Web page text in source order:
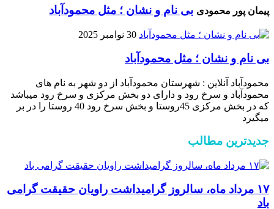
پیمان پور محمودی بی نام و نشان ؛ مثل محمودآباد
30 نوامبر 2025
بی نام و نشان ؛ مثل محمودآباد
محمودآباد آنلاین : شهرستان محمودآباد از دو شهر به نام های
محمودآباد و ‌سرخ رود و دارای دو بخش مرکزی و سرخ رود میباشد
که در بخش مرکزی 45روستا و بخش سرخ رود 40 روستا را در بر
میگیرد
جدیدترین مطالب
۱۷ مرداد ماه، سالروز گرامیداشت راویان حقیقت گرامی
باد